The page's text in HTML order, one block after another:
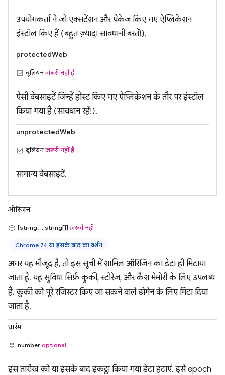
उपयोगकर्ता ने जो एक्सटेंशन और पैकेज किए गए ऐप्लिकेशन
इंस्टॉल किए हैं (बहुत ज़्यादा सावधानी बरतें!).
protectedWeb
बूलियनज़रूरी नहीं है
ऐसी वेबसाइटें जिन्हें होस्ट किए गए ऐप्लिकेशन के तौर पर इंस्टॉल
किया गया है (सावधान रहें!).
unprotectedWeb
बूलियनज़रूरी नहीं है
सामान्य वेबसाइटें.
ओरिजन
[string, ...string[]]ज़रूरी नहीं
Chrome 74 या इसके बाद का वर्शन
अगर यह मौजूद है, तो इस सूची में शामिल ऑरिजिन का डेटा ही मिटाया
जाता है. यह सुविधा सिर्फ़ कुकी, स्टोरेज, और कैश मेमोरी के लिए उपलब्ध
है. कुकी को पूरे रजिस्टर किए जा सकने वाले डोमेन के लिए मिटा दिया
जाता है.
प्रारंभ
number optional
इस तारीख को या इसके बाद इकट्ठा किया गया डेटा हटाएं. इसे epoch